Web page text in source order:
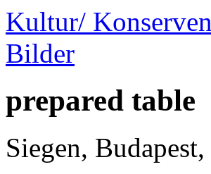
Kultur/
Bilder
prepared table
Siegen,